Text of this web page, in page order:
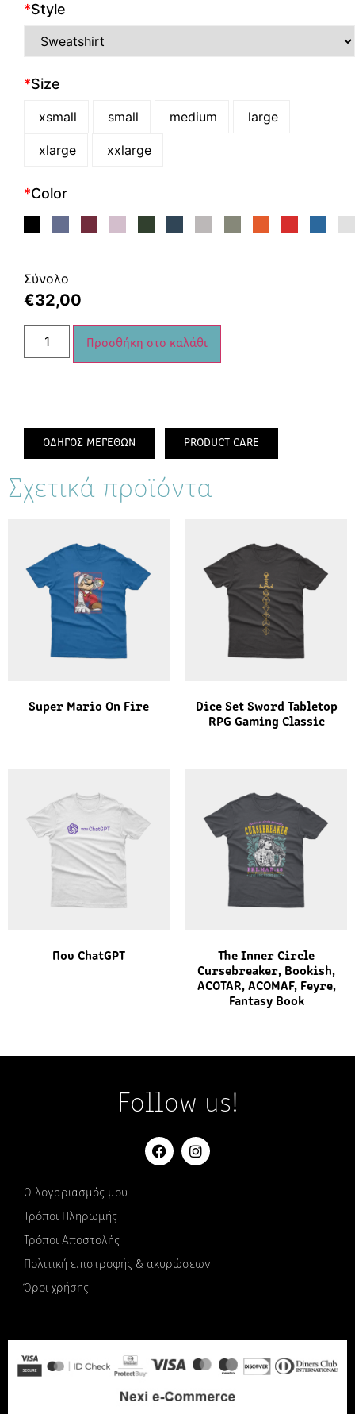
*Style
*Size
xsmall small medium large
xlarge xxlarge
*Color
Σύνολο
€32,00
Προσθήκη στο καλάθι
ΟΔΗΓΟΣ ΜΕΓΕΘΩΝ PRODUCT CARE
Σχετικά προϊόντα
Super Mario On Fire
Dice Set Sword Tabletop
RPG Gaming Classic
Που ChatGPT
The Inner Circle
Cursebreaker, Bookish,
ACOTAR, ACOMAF, Feyre,
Fantasy Βook
Follow us!
Ο λογαριασμός μου
Τρόποι Πληρωμής
Τρόποι Αποστολής
Πολιτική επιστροφής & ακυρώσεων
Όροι χρήσης